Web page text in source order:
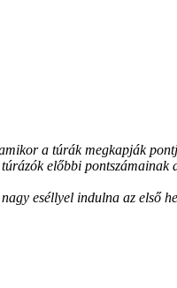
a túrák megkapják
előbbi pontszámainak
eséllyel indulna az első